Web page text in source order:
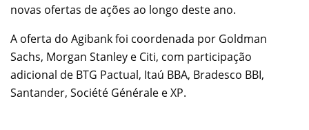
novas ofertas de ações ao longo deste ano.
A oferta do Agibank foi coordenada por Goldman
Sachs, Morgan Stanley e Citi, com participação
adicional de BTG Pactual, Itaú BBA, Bradesco BBI,
Santander, Société Générale e XP.